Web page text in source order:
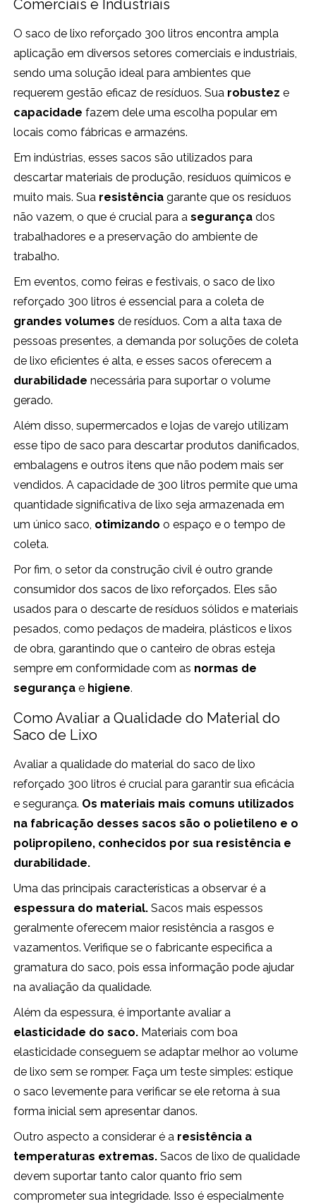
Comerciais e Industriais
O saco de lixo reforçado 300 litros encontra ampla
aplicação em diversos setores comerciais e industriais,
sendo uma solução ideal para ambientes que
requerem gestão eficaz de resíduos. Sua robustez e
capacidade fazem dele uma escolha popular em
locais como fábricas e armazéns.
Em indústrias, esses sacos são utilizados para
descartar materiais de produção, resíduos químicos e
muito mais. Sua resistência garante que os resíduos
não vazem, o que é crucial para asegurança dos
trabalhadores e a preservação do ambiente de
trabalho.
Em eventos, como feiras e festivais, o saco de lixo
reforçado 300 litros é essencial para a coleta de
grandes volumes de resíduos. Com a alta taxa de
pessoas presentes, a demanda por soluções de coleta
de lixo eficientes é alta, e esses sacos oferecem a
durabilidade necessária para suportar o volume
gerado.
Além disso, supermercados e lojas de varejo utilizam
esse tipo de saco para descartar produtos danificados,
embalagens e outros itens que não podem mais ser
vendidos. A capacidade de 300 litros permite que uma
quantidade significativa de lixo seja armazenada em
um único saco, otimizando o espaço e o tempo de
coleta.
Por fim, o setor da construção civil é outro grande
consumidor dos sacos de lixo reforçados. Eles são
usados para o descarte de resíduos sólidos e materiais
pesados, como pedaços de madeira, plásticos e lixos
de obra, garantindo que o canteiro de obras esteja
sempre em conformidade com as normas de
segurança e higiene.
Como Avaliar a Qualidade do Material do
Saco de Lixo
Avaliar a qualidade do material do saco de lixo
reforçado 300 litros é crucial para garantir sua eficácia
e segurança. Os materiais mais comuns utilizados
na fabricação desses sacos são o polietileno e o
polipropileno, conhecidos por sua resistência e
durabilidade.
Uma das principais características a observar é a
espessura do material. Sacos mais espessos
geralmente oferecem maior resistência a rasgos e
vazamentos. Verifique se o fabricante especifica a
gramatura do saco, pois essa informação pode ajudar
na avaliação da qualidade.
Além da espessura, é importante avaliar a
elasticidade do saco. Materiais com boa
elasticidade conseguem se adaptar melhor ao volume
de lixo sem se romper. Faça um teste simples: estique
o saco levemente para verificar se ele retorna à sua
forma inicial sem apresentar danos.
Outro aspecto a considerar é a resistência a
temperaturas extremas. Sacos de lixo de qualidade
devem suportar tanto calor quanto frio sem
comprometer sua integridade. Isso é especialmente